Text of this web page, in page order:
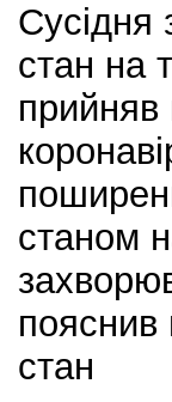
Сусідня
стан на
прийняв
станом
пояснив
стан